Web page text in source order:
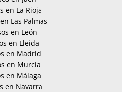
en La Rioja
Las Palmas
en León
en Lleida
en Madrid
en Murcia
en Málaga
en Navarra